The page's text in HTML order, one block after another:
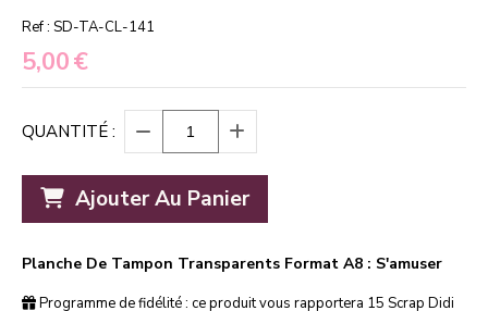
Ref : SD-TA-CL-141
5,00€
QUANTITÉ :
Ajouter Au Panier
Planche De Tampon Transparents Format A8 : S'amuser
Programme de fidélité : ce produit vous rapportera 15 Scrap Didi